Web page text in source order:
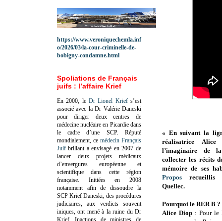
« En suivant la
réalisatrice Alice
l’imaginaire de
collecter les récits
mémoire de ses
Propos recueillis
Quellec.
Pourquoi le RER B ?
Alice Diop : Pour le
https://www.veroniquechemla.inf
o/2026/03/la-cour-criminelle-de-
bobigny-condamne.html
Spoliations de Français
juifs : l’affaire Krief
En 2000, le Dr Lionel Kriefs’est
associé avec la Dr Valérie Daneski
pour diriger deux centres de
médecine nucléaire en Picardie dans
le cadre d’une SCP. Réputé
mondialement, ce médecin Français
Juif brillant a envisagé en 2007 de
lancer deux projets médicaux
d’envergures européenne et
scientifique dans cette région
française. Initiées en 2008
notamment afin de dissoudre la
SCP Krief Daneski, des procédures
judiciaires, aux verdicts souvent
iniques, ont mené à la ruine du Dr
Krief.Inactions de ministres de